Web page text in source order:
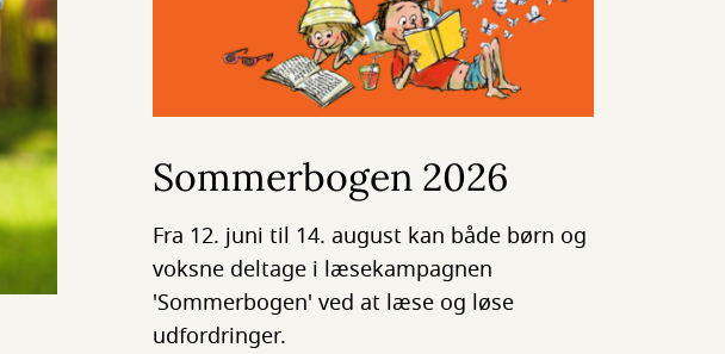
Sommerbogen 2026
Fra 12. juni til 14. august kan både børn og
voksne deltage i læsekampagnen
'Sommerbogen' ved at læse og løse
udfordringer.